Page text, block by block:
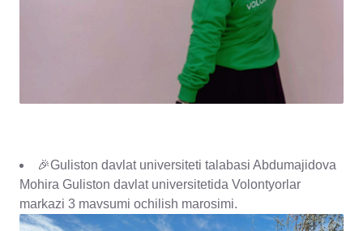
🎉Guliston davlat universiteti talabasi Abdumajidova
Mohira Guliston davlat universitetida Volontyorlar
markazi 3 mavsumi ochilish marosimi.